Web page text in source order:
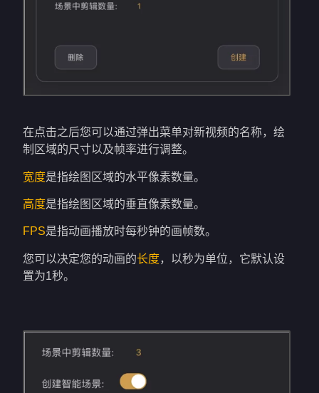
在点击之后您可以通过弹出菜单对新视频的名称，绘
制区域的尺寸以及帧率进行调整。
宽度是指绘图区域的水平像素数量。
高度是指绘图区域的垂直像素数量。
FPS是指动画播放时每秒钟的画帧数。
您可以决定您的动画的长度，以秒为单位，它默认设
置为1秒。